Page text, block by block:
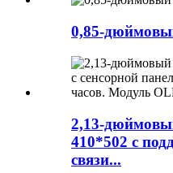
0,85-
2,13-
410*502 с
связи...